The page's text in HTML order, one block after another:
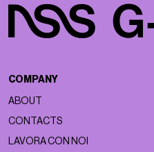
COMPANY
ABOUT
CONTACTS
LAVORA CON NOI